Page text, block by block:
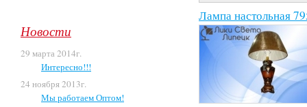
Новости
29 марта 2014г.
Интересно!!!
24 ноября 2013г.
Мы работаем Оптом!
Лампа настольная